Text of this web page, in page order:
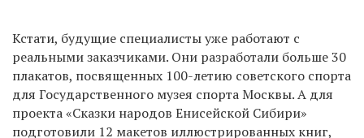
Кстати, будущие специалисты уже работают с
реальными заказчиками. Они разработали больше 30
плакатов, посвященных 100-летию советского спорта
для Государственного музея спорта Москвы. А для
проекта «Сказки народов Енисейской Сибири»
подготовили 12 макетов иллюстрированных книг,